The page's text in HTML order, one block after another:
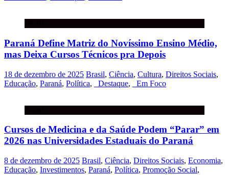
Paraná Define Matriz do Novíssimo Ensino Médio,
mas Deixa Cursos Técnicos pra Depois
18 de dezembro de 2025 Brasil, Ciência, Cultura, Direitos Sociais,
Educação, Paraná, Política, _Destaque, _Em Foco
Cursos de Medicina e da Saúde Podem “Parar” em
2026 nas Universidades Estaduais do Paraná
8 de dezembro de 2025 Brasil, Ciência, Direitos Sociais, Economia,
Educação, Investimentos, Paraná, Política, Promoção Social,